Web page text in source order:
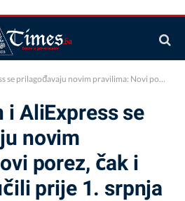
novim pravilima: Novi porez, čak i ako ste naručili prije 1. srpnja
i AliExpress se
novim
porez, čak i
prije 1. srpnja